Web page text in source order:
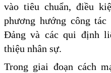
vào tiêu chuẩn, điều
phương hướng công
Đảng và các qui định
thiệu nhân sự.
Trong giai đoạn cách